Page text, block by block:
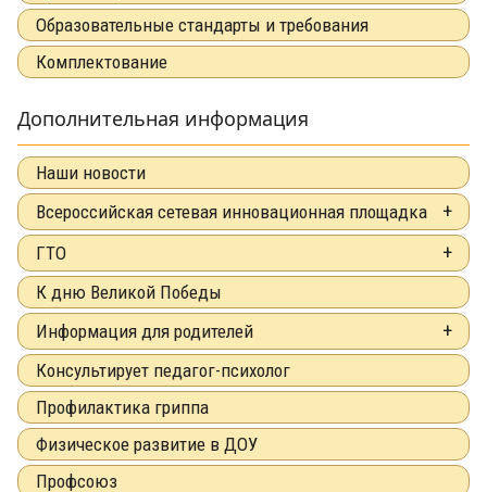
Образовательные стандарты и требования
Комплектование
Дополнительная информация
Наши новости
Всероссийская сетевая инновационная площадка
ГТО
К дню Великой Победы
Информация для родителей
Консультирует педагог-психолог
Профилактика гриппа
Физическое развитие в ДОУ
Профсоюз